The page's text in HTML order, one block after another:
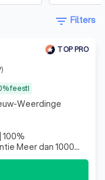
filter_list Filters
TOP PRO
feest!
100%
Meer dan 1000
100+ actuele
Weerdinge